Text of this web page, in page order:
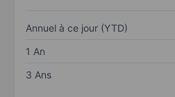
Annuel à ce jour (YTD)
1 An
3 Ans